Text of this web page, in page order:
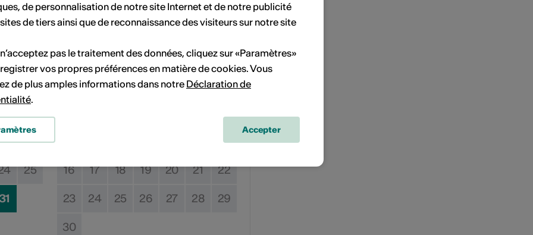
Sa Di
3 4
18
25
Novembre 2026
Lu Ma Me Je Ve Sa Di
1
15
16 17 18 19 20 21 22
23 24 25 26 27 28 29
30
de personnalisation de notre site Internet et de notre publicité
de tiers ainsi que de reconnaissance des visiteurs sur notre site
pas le traitement des données, cliquez sur «Paramètres»
vos propres préférences en matière de cookies. Vous
de plus amples informations dans notre Déclaration de
.
Accepter